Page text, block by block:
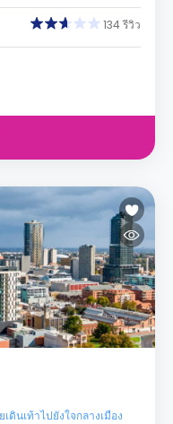
134 รีวิว
ดินเท้าไปยังใจกลางเมือง